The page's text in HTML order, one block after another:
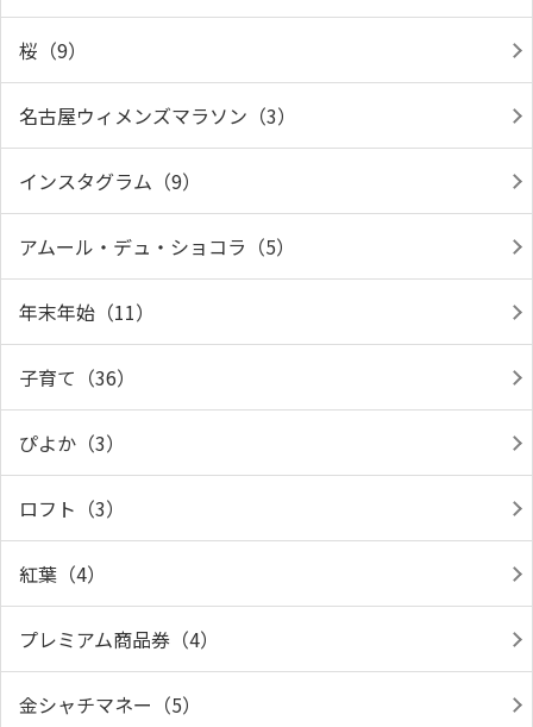
桜（9）
名古屋ウィメンズマラソン（3）
インスタグラム（9）
アムール・デュ・ショコラ（5）
年末年始（11）
子育て（36）
ぴよか（3）
ロフト（3）
紅葉（4）
プレミアム商品券（4）
金シャチマネー（5）